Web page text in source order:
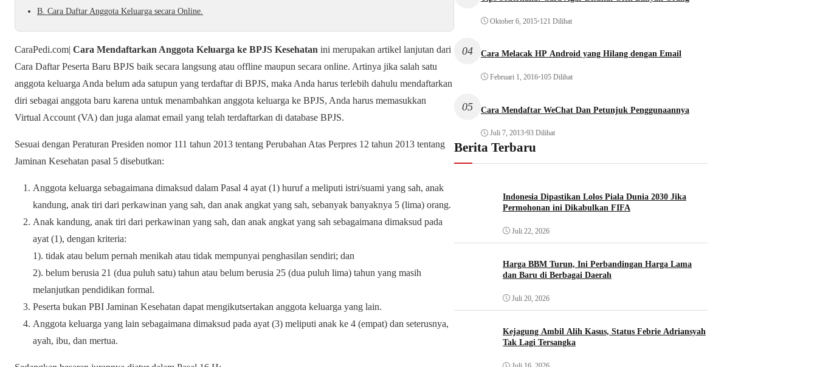
B. Cara Daftar Anggota Keluarga secara Online.
CaraPedi.com| Cara Mendaftarkan Anggota Keluarga ke BPJS Kesehatan ini merupakan artikel lanjutan dari
Cara Daftar Peserta Baru BPJS baik secara langsung atau offline maupun secara online. Artinya jika salah satu
anggota keluarga Anda belum ada satupun yang terdaftar di BPJS, maka Anda harus terlebih dahulu mendaftarkan
diri sebagai anggota baru karena untuk menambahkan anggota keluarga ke BPJS, Anda harus memasukkan
Virtual Account (VA) dan juga alamat email yang telah terdaftarkan di database BPJS.
Sesuai dengan Peraturan Presiden nomor 111 tahun 2013 tentang Perubahan Atas Perpres 12 tahun 2013 tentang
Jaminan Kesehatan pasal 5 disebutkan:
Anggota keluarga sebagaimana dimaksud dalam Pasal 4 ayat (1) huruf a meliputi istri/suami yang sah, anak
kandung, anak tiri dari perkawinan yang sah, dan anak angkat yang sah, sebanyak banyaknya 5 (lima) orang.
Anak kandung, anak tiri dari perkawinan yang sah, dan anak angkat yang sah sebagaimana dimaksud pada
ayat (1), dengan kriteria:
1). tidak atau belum pernah menikah atau tidak mempunyai penghasilan sendiri; dan
2). belum berusia 21 (dua puluh satu) tahun atau belum berusia 25 (dua puluh lima) tahun yang masih
melanjutkan pendidikan formal.
Peserta bukan PBI Jaminan Kesehatan dapat mengikutsertakan anggota keluarga yang lain.
Anggota keluarga yang lain sebagaimana dimaksud pada ayat (3) meliputi anak ke 4 (empat) dan seterusnya,
ayah, ibu, dan mertua.
Oktober 6, 2015•121 Dilihat
04 Cara Melacak HP Android yang Hilang dengan Email
Februari 1, 2016•105 Dilihat
05 Cara Mendaftar WeChat Dan Petunjuk Penggunaannya
Juli 7, 2013•93 Dilihat
Berita Terbaru
Indonesia Dipastikan Lolos Piala Dunia 2030 Jika
Permohonan ini Dikabulkan FIFA
Juli 22, 2026
Harga BBM Turun, Ini Perbandingan Harga Lama
dan Baru di Berbagai Daerah
Juli 20, 2026
Kejagung Ambil Alih Kasus, Status Febrie Adriansyah
Tak Lagi Tersangka